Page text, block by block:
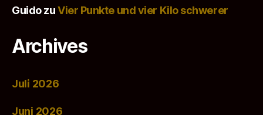
GuidozuVier Punkte und vier Kilo schwerer
Archives
Juli 2026
Juni 2026